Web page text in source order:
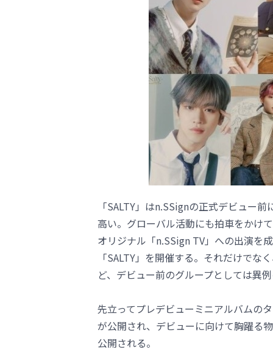
「SALTY」はn.SSignの正式デビュー
高い。グローバル活動にも拍車をかけ
オリジナル「n.SSign TV」への出演を
「SALTY」を開催する。それだけで
ど、デビュー前のグループとしては異
先立ってプレデビューミニアルバムの
が公開され、デビューに向けて胸躍る
公開される。